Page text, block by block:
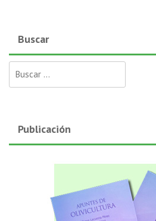
Buscar
Publicación